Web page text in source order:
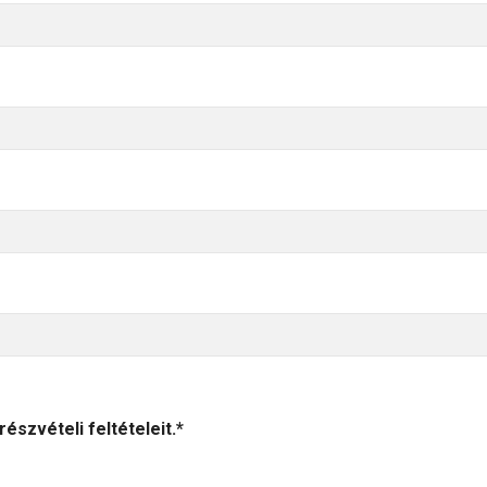
részvételi feltételeit.*